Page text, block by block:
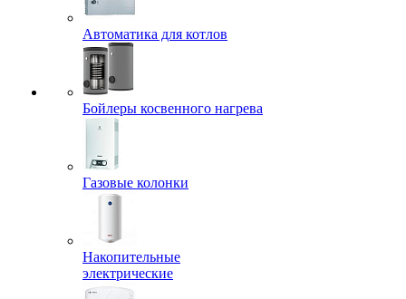
Автоматика для котлов
Бойлеры косвенного нагрева
Газовые колонки
Накопительные
электрические